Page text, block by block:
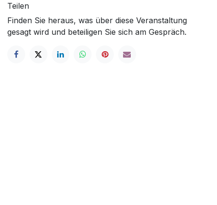
Teilen
Finden Sie heraus, was über diese Veranstaltung
gesagt wird und beteiligen Sie sich am Gespräch.